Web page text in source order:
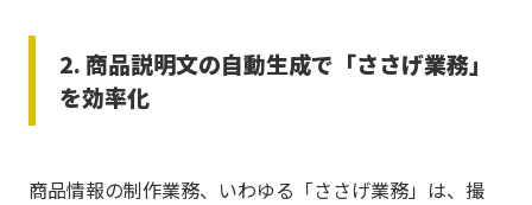
2. 商品説明文の自動生成で「ささげ業務」
を効率化
商品情報の制作業務、いわゆる「ささげ業務」は、撮